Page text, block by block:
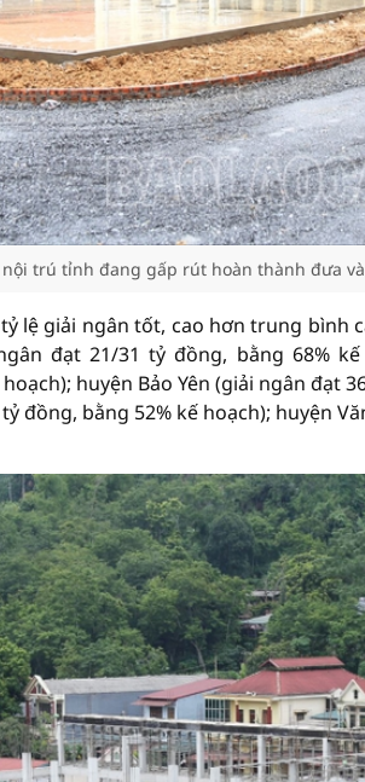
nội trú tỉnh đang gấp rút hoàn thành đưa
lệ giải ngân tốt, cao hơn trung bình
đạt 21/31 tỷ đồng, bằng 68%
huyện Bảo Yên (giải ngân đạt
đồng, bằng 52% kế hoạch); huyện